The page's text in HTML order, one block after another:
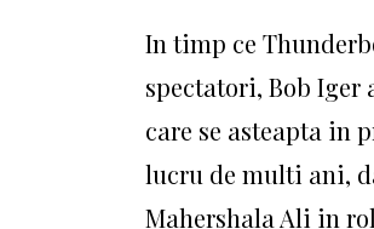
In timp ce
spectatori, Bob Iger
care se asteapta in
lucru de multi ani,
Mahershala Ali in